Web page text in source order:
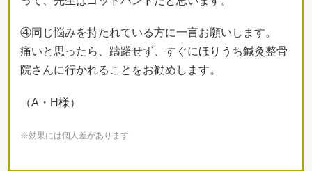
④同じ悩みを持たれている方に一言お願いします。
痛いと思ったら、躊躇せず、すぐにほりうち鍼灸整骨
院さんに行かれることをお勧めします。
（A・H様）
※効果には個人差があります